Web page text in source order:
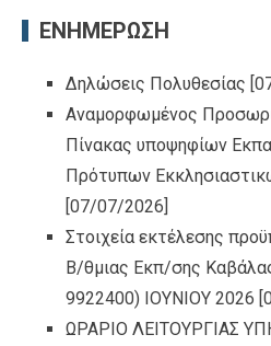
ΕΝΗΜΕΡΩΣΗ
Δηλώσεις Πολυθεσίας
Αναμορφωμένος
Πίνακας υποψηφίων
Πρότυπων
[07/07/2026]
Στοιχεία εκτέλεσης
Β/θμιας Εκπ/σης
9922400) ΙΟΥΝΙΟΥ 2026
ΩΡΑΡΙΟ ΛΕΙΤΟΥΡΓΙΑΣ